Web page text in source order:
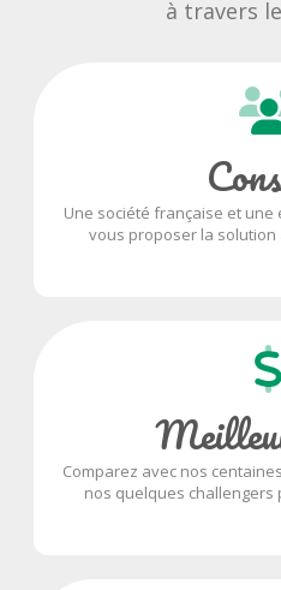
à travers
Une société française et
vous proposer la
Comparez avec nos
nos quelques challengers